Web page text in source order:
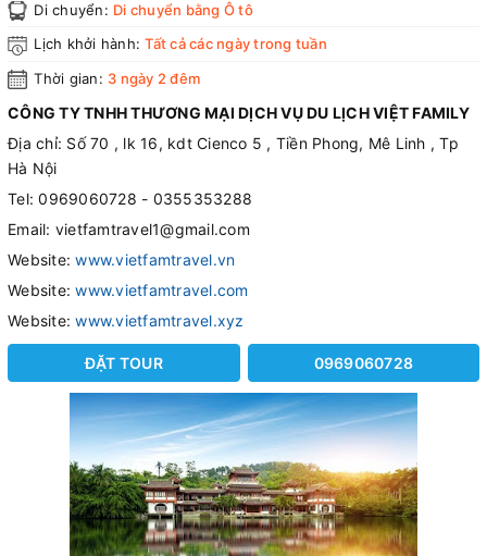
Di chuyển: Di chuyển bằng Ô tô
Lịch khởi hành:Tất cả các ngày trong tuần
Thời gian: 3 ngày 2 đêm
CÔNG TY TNHH THƯƠNG MẠI DỊCH VỤ DU LỊCH VIỆT FAMILY
Địa chỉ: Số 70 , lk 16, kdt Cienco 5 , Tiền Phong, Mê Linh , Tp
Hà Nội
Tel: 0969060728 - 0355353288
Email: vietfamtravel1@gmail.com
Website:www.vietfamtravel.vn
Website:www.vietfamtravel.com
Website:www.vietfamtravel.xyz
ĐẶT TOUR 0969060728